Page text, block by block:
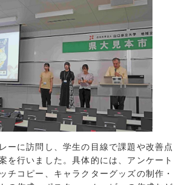
ーに訪問し、学生の目線で課題や改善点
を行いました。具体的には、アンケート
チコピー、キャラクターグッズの制作・